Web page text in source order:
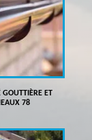
GOUTTIÈRE ET
78